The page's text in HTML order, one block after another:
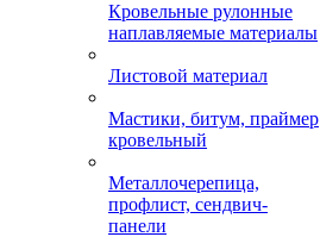
Кровельные рулонные
наплавляемые материалы
Листовой материал
Мастики, битум, праймер
кровельный
Металлочерепица,
профлист, сендвич-
панели